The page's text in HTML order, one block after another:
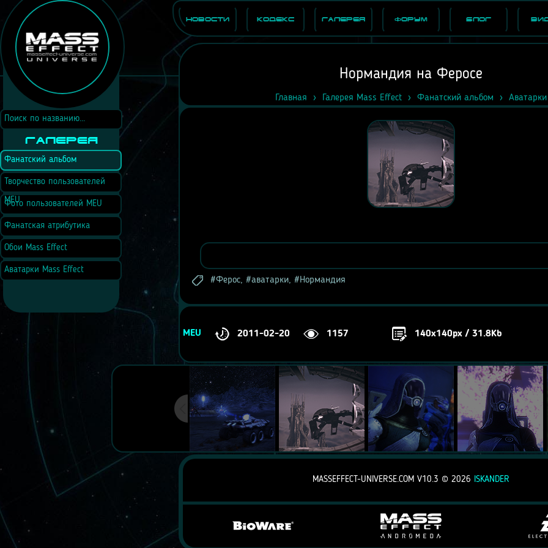
Новости Кодекс Галерея Форум Блог
Главная Галерея Mass Effect Фанатский альбом Аватарки
Нормандия на Феросе
Ферос, аватарки, Нормандия
MEU 2011-02-20 1157 140x140px / 31.8Kb
Галерея
Фанатский альбом
Творчество пользователей
MEU
Фото пользователей MEU
Фанатская атрибутика
Обои Mass Effect
Аватарки Mass Effect
MASSEFFECT-UNIVERSE.COM V10.3 © 2026 ISKANDER